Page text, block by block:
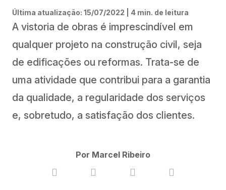
Última atualização: 15/07/2022 | 4 min. de leitura
A vistoria de obras é imprescindível em
qualquer projeto na construção civil, seja
de edificações ou reformas. Trata-se de
uma atividade que contribui para a garantia
da qualidade, a regularidade dos serviços
e, sobretudo, a satisfação dos clientes.
Por Marcel Ribeiro